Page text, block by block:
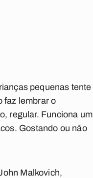
pequenas tente
faz lembrar o
regular. Funciona um
Gostando ou não
Malkovich,